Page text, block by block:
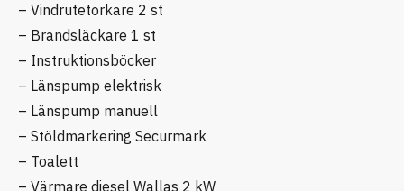
– Vindrutetorkare 2 st
– Brandsläckare 1 st
– Instruktionsböcker
– Länspump elektrisk
– Länspump manuell
– Stöldmarkering Securmark
– Toalett
– Värmare diesel Wallas 2 kW